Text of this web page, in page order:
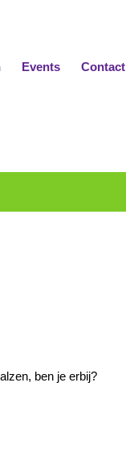
Events Contact
ben je erbij?